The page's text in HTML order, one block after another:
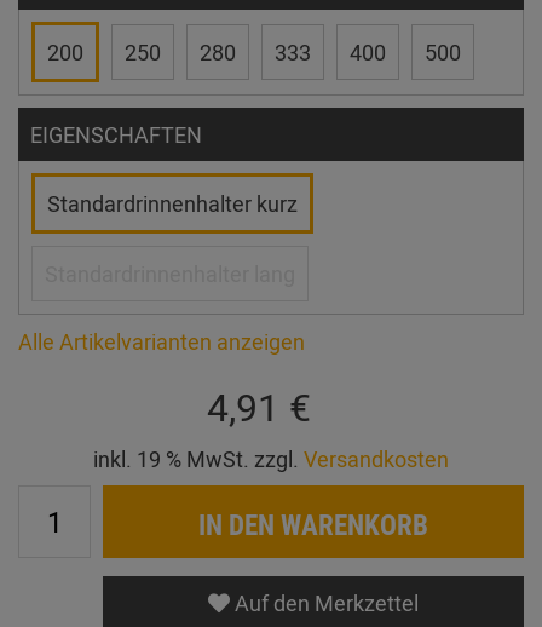
200 250 280 333 400 500
EIGENSCHAFTEN
Standardrinnenhalter kurz
Alle Artikelvarianten anzeigen
4,91 €
inkl. 19 % MwSt. zzgl. Versandkosten
IN DEN WARENKORB
Auf den Merkzettel